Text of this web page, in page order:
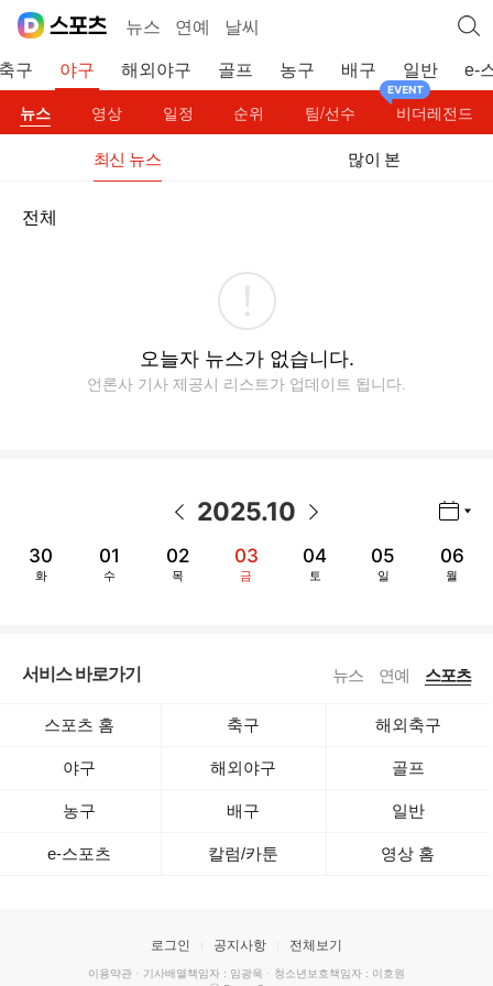
뉴스 연예 날씨
구 야구 해외야구 골프 농구 배구 일반 e-
뉴스 영상 일정 순위 팀/선수 비더레전드
최신 뉴스 많이 본
전체
오늘자 뉴스가 없습니다.
언론사 기사 제공시 리스트가 업데이트 됩니다.
2025.10
30
화
01
수
02
목
03
금
04
토
05
일
06
월
서비스 바로가기 뉴스 연예 스포츠
스포츠 홈 축구 해외축구
야구 해외야구 골프
농구 배구 일반
e-스포츠 칼럼/카툰 영상 홈
로그인 공지사항 전체보기
이용약관 · 기사배열책임자 : 임광욱 · 청소년보호책임자 : 이호원